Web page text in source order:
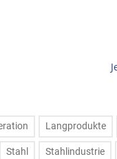
Langprodukte
Stahl Stahlindustrie